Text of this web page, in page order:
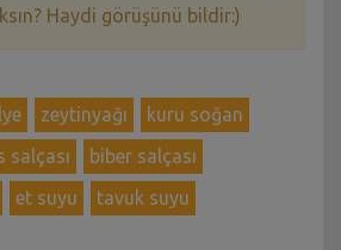
Haydi görüşünü bildir:)
zeytinyağı
kuru soğan
salçası
biber salçası
et suyu tavuk suyu